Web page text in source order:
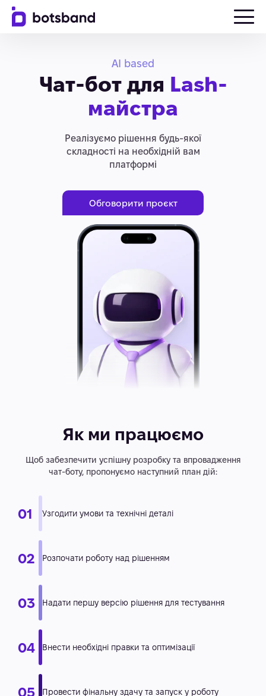
AI based
Чат-бот для Lash-
майстра
Реалізуємо рішення будь-якої
складності на необхідній вам
платформі
Обговорити проєкт
Як ми працюємо
Щоб забезпечити успішну розробку та впровадження
чат-боту, пропонуємо наступний план дій: